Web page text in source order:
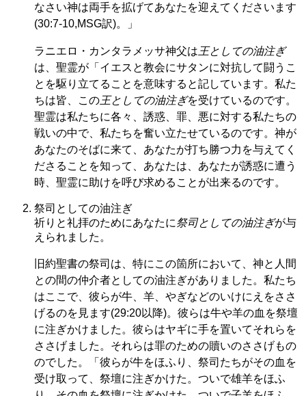
なさい神は両手を拡げてあなたを迎えてくださいます
(30:7-10,MSG訳)。」
ラニエロ・カンタラメッサ神父は 王としての油注ぎ
は、聖霊が「イエスと教会にサタンに対抗して闘うこ
とを駆り立てることを意味すると記しています。私た
ちは皆、この王としての油注ぎを受けているのです。
聖霊は私たちに各々、誘惑、罪、悪に対する私たちの
戦いの中で、私たちを奮い立たせているのです。神が
あなたのそばに来て、あなたが打ち勝つ力を与えてく
ださることを知って、あなたは、あなたが誘惑に遭う
時、聖霊に助けを呼び求めることが出来るのです。
祭司としての油注ぎ
祈りと礼拝のためにあなたに祭司としての油注ぎが与
えられました。
旧約聖書の祭司は、特にこの箇所において、神と人間
との間の仲介者としての油注ぎがありました。私たち
はここで、彼らが牛、羊、やぎなどのいけにえをささ
げるのを見ます(29:20以降)。彼らは牛や羊の血を祭壇
に注ぎかけました。彼らはヤギに手を置いてそれらを
ささげました。それらは罪のための贖いのささげもの
のでした。「彼らが牛をほふり、祭司たちがその血を
受け取って、祭壇に注ぎかけた。ついで雄羊をほふ